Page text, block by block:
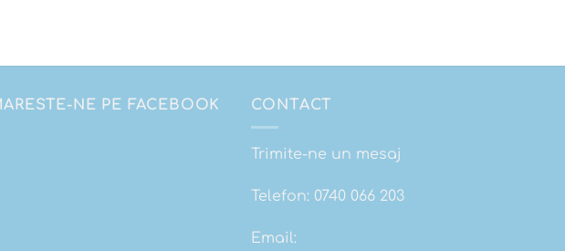
NE PE FACEBOOK CONTACT
Trimite-ne un mesaj
Telefon: 0740 066 203
Email: